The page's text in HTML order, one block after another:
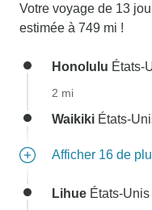
Votre voyage de 13
estimée à 749 mi !
Honolulu États-
2 mi
Waikiki États-
Afficher 16 de
Lihue États-Unis